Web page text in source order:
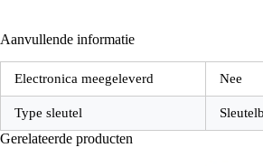
Aanvullende informatie
Electronica meegeleverd Nee
Type sleutel
Gerelateerde producten